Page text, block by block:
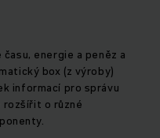
energie a peněz a
box (z výroby)
informací pro správu
o různé